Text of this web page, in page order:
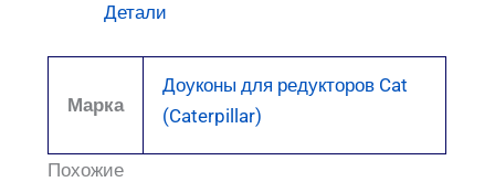
Детали
Марка
Доуконы для редукторов Cat
(Caterpillar)
Похожие